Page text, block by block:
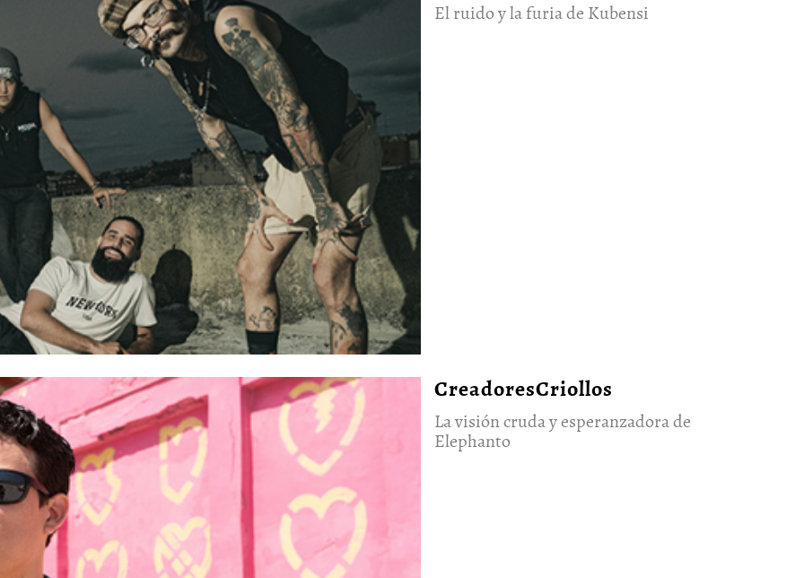
El ruido y la furia de Kubensi
El ruido y la furia de Kubensi
visión cruda y esperanzadora de Elephanto
28/Jun/2026
CreadoresCriollos
La visión cruda y esperanzadora de
Elephanto